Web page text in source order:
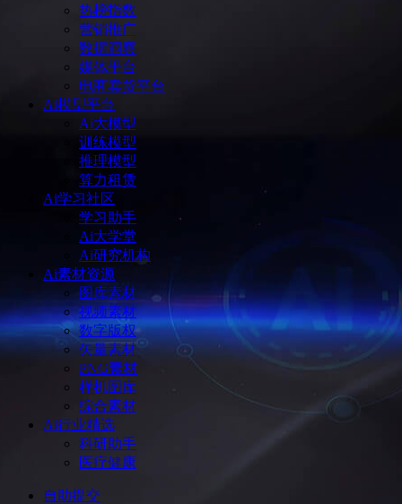
热榜指数
营销推广
数据洞察
媒体平台
电商卖货平台
Ai模型平台
Ai大模型
训练模型
推理模型
算力租赁
Ai学习社区
学习助手
Ai大学堂
Ai研究机构
Ai素材资源
图库素材
视频素材
数字版权
矢量素材
PNG素材
样机图库
综合素材
Ai行业精选
科研助手
医疗健康
自助提交